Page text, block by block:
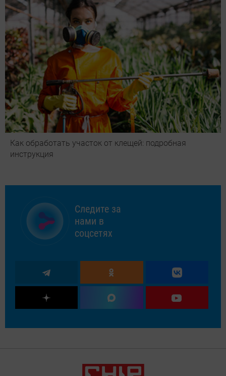
Как обработать участок от клещей: подробная
инструкция
Следите за
нами в
соцсетях